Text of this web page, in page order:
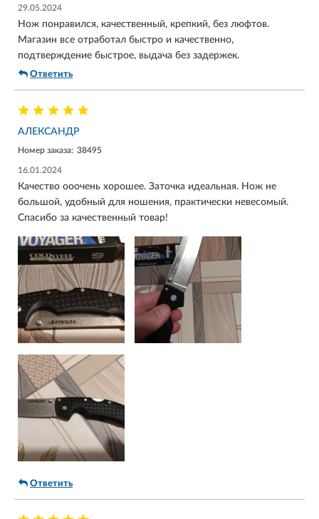
29.05.2024
Нож понравился, качественный, крепкий, без люфтов.
Магазин все отработал быстро и качественно,
подтверждение быстрое, выдача без задержек.
Ответить
АЛЕКСАНДР
Номер заказа: 38495
16.01.2024
Качество ооочень хорошее. Заточка идеальная. Нож не
большой, удобный для ношения, практически невесомый.
Спасибо за качественный товар!
Ответить